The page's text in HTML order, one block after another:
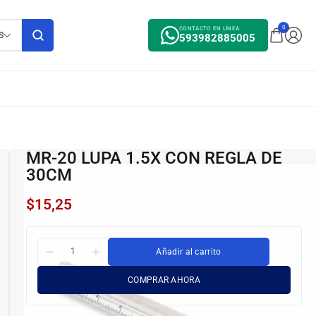
593982885005
CONTACTO EN LÍNEA 0
MR-20 LUPA 1.5X CON REGLA DE
30CM
$15,25
Añadir al carrito
COMPRAR AHORA